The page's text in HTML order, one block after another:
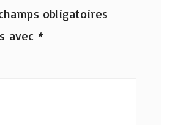
obligatoires
avec *